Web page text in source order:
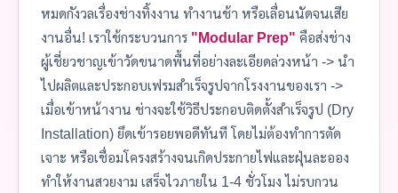
หมดกังวลเรื่องช่างทิ้งงาน ทำงานช้า หรือเลื่อนนัดจนเสีย
งานอื่น! เราใช้กระบวนการ "Modular Prep" คือส่งช่าง
ผู้เชี่ยวชาญเข้าวัดขนาดพื้นที่อย่างละเอียดล่วงหน้า -> นำ
ไปผลิตและประกอบเฟรมสำเร็จรูปจากโรงงานของเรา ->
เมื่อเข้าหน้างาน ช่างจะใช้วิธีประกอบติดตั้งสำเร็จรูป (Dry
Installation) ยึดเข้ารอยพอดีทันที โดยไม่ต้องทำการตัด
เจาะ หรือเชื่อมโครงสร้างจนเกิดประกายไฟและฝุ่นละออง
ทำให้งานสวยงาม เสร็จไวภายใน 1-4 ชั่วโมง ไม่รบกวน